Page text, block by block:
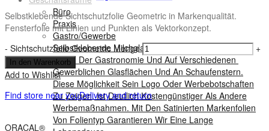
Büro
Praxis
Gastro/Gewerbe
Selbstklebende Milchglasfolien Entdecken Wir Recht
Viel In Der Gastronomie Und Auf Verschiedenen
Gewerblichen Glasflächen Und An Schaufenstern.
Diese Möglichkeit Sein Logo Oder Werbebotschaften
Zu Zeigen, Ist Deutlich Kostengünstiger Als Andere
Werbemaßnahmen. Mit Den Satinierten Markenfolien
Von Folientyp Garantieren Wir Eine Lange
Selbstklebende Sichtschutzfolie Geometric in Markenqualität.
Fensterfolie mit Linien und Punkten als Vektorkonzept.
- Sichtschutzfolie Geometric Menge +
In den Warenkorb
Add to Wishlist
Find store near youDelivery and return
ORACAL®